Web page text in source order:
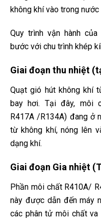
không khí vào trong
Quy trình vận hành
bước với chu trình khép
Giai đoạn thu nhiệt
Quạt gió hút không khí
bay hơi. Tại đây, môi
R417A /R134A) đang ở
từ không khí, nóng lên
dạng khí.
Giai đoạn Gia nhiệt
Phần môi chất R410A/
này được dẫn đến máy
các phân tử môi chất